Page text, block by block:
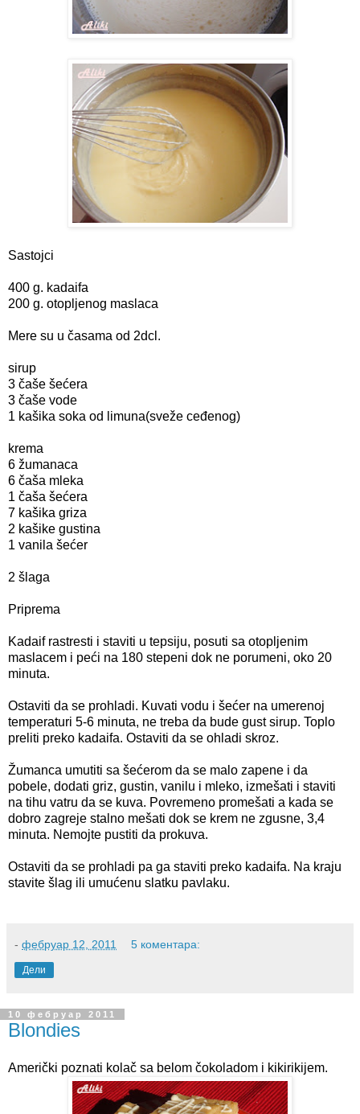
Sastojci
400 g. kadaifa
200 g. otopljenog maslaca
Mere su u časama od 2dcl.
sirup
3 čaše šećera
3 čaše vode
1 kašika soka od limuna(sveže ceđenog)
krema
6 žumanaca
6 čaša mleka
1 čaša šećera
7 kašika griza
2 kašike gustina
1 vanila šećer
2 šlaga
Priprema
Kadaif rastresti i staviti u tepsiju, posuti sa otopljenim
maslacem i peći na 180 stepeni dok ne porumeni, oko 20
minuta.
Ostaviti da se prohladi. Kuvati vodu i šećer na umerenoj
temperaturi 5-6 minuta, ne treba da bude gust sirup. Toplo
preliti preko kadaifa. Ostaviti da se ohladi skroz.
Žumanca umutiti sa šećerom da se malo zapene i da
pobele, dodati griz, gustin, vanilu i mleko, izmešati i staviti
na tihu vatru da se kuva. Povremeno promešati a kada se
dobro zagreje stalno mešati dok se krem ne zgusne, 3,4
minuta. Nemojte pustiti da prokuva.
Ostaviti da se prohladi pa ga staviti preko kadaifa. Na kraju
stavite šlag ili umućenu slatku pavlaku.
- фебруар 12, 2011 5 коментара:
Дели
10 фебруар 2011
Blondies
Američki poznati kolač sa belom čokoladom i kikirikijem.